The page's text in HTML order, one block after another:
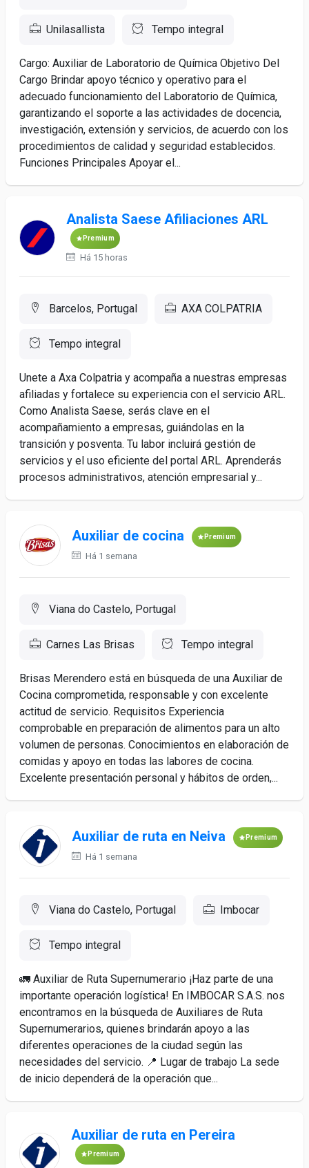
Unilasallista Tempo integral
Cargo: Auxiliar de Laboratorio de Química Objetivo Del
Cargo Brindar apoyo técnico y operativo para el
adecuado funcionamiento del Laboratorio de Química,
garantizando el soporte a las actividades de docencia,
investigación, extensión y servicios, de acuerdo con los
procedimientos de calidad y seguridad establecidos.
Funciones Principales Apoyar el...
Analista Saese Afiliaciones ARL
Premium
Há 15 horas
Barcelos, Portugal AXA COLPATRIA
Tempo integral
Unete a Axa Colpatria y acompaña a nuestras empresas
afiliadas y fortalece su experiencia con el servicio ARL.
Como Analista Saese, serás clave en el
acompañamiento a empresas, guiándolas en la
transición y posventa. Tu labor incluirá gestión de
servicios y el uso eficiente del portal ARL. Aprenderás
procesos administrativos, atención empresarial y...
Auxiliar de cocina Premium
Há 1 semana
Viana do Castelo, Portugal
Carnes Las Brisas Tempo integral
Brisas Merendero está en búsqueda de una Auxiliar de
Cocina comprometida, responsable y con excelente
actitud de servicio. Requisitos Experiencia
comprobable en preparación de alimentos para un alto
volumen de personas. Conocimientos en elaboración de
comidas y apoyo en todas las labores de cocina.
Excelente presentación personal y hábitos de orden,...
Auxiliar de ruta en Neiva Premium
Há 1 semana
Viana do Castelo, Portugal Imbocar
Tempo integral
🚛 Auxiliar de Ruta Supernumerario ¡Haz parte de una
importante operación logística! En IMBOCAR S.A.S. nos
encontramos en la búsqueda de Auxiliares de Ruta
Supernumerarios, quienes brindarán apoyo a las
diferentes operaciones de la ciudad según las
necesidades del servicio. 📍 Lugar de trabajo La sede
de inicio dependerá de la operación que...
Auxiliar de ruta en Pereira
Premium